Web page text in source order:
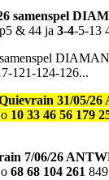
samenspel
& 44 ja 3-4-5-13
121-124-126...
31/05/
10 33 46 56 179
7/06/26
68 68 104 261